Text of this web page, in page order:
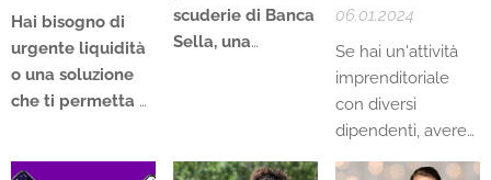
Hai bisogno di
urgente liquidità
o una soluzione
che ti permetta di
scuderie di Banca
Sella, una
modalità di
06.01.2024
Se hai un'attività
imprenditoriale
con diversi
dipendenti, avere